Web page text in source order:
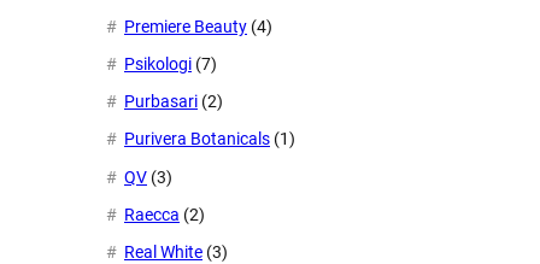
Premiere Beauty (4)
Psikologi (7)
Purbasari (2)
Purivera Botanicals (1)
QV (3)
Raecca (2)
Real White (3)